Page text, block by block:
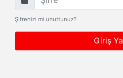
Şifrenizi mi unuttunuz?
Giriş